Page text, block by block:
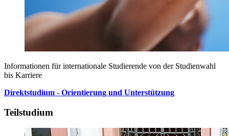
Informationen für internationale Studierende von der Studienwahl
bis Karriere
Direktstudium - Orientierung und Unterstützung
Teilstudium